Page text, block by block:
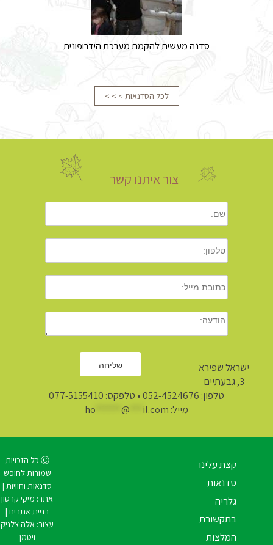
סדנה מעשית להקמת מערכת הידרופונית
לכל הסדנאות > > >
צור איתנו קשר
ישראל שפירא
3, גבעתיים
טלפון: 052-4524676• טלפקס: 077-5155410
מייל:
ho @ il.com
קצת עלינו
סדנאות
גלריה
בתקשורת
המלצות
Ⓒ כל הזכויות
שמורות לחופש
סדנאות וחוויות |
אתר: מיקי קרטון
בניית אתרים |
עצוב: אלה צלניק
ויטמן